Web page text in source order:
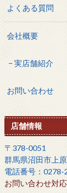
よくある質問
会社概要
実店舗紹介
お問い合わせ
店舗情報
〒378-0051
群馬県沼田市上
電話番号：0278-
お問い合わせ対